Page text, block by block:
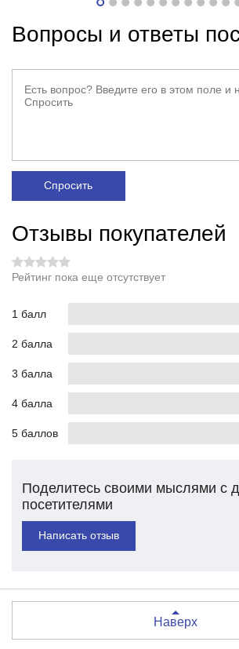
Вопросы и ответы
Спросить
Отзывы покупателей
Рейтинг пока еще отсутствует
1 балл
2 балла
3 балла
4 балла
5 баллов
Поделитесь своими мыслями с
посетителями
Написать отзыв
Наверх